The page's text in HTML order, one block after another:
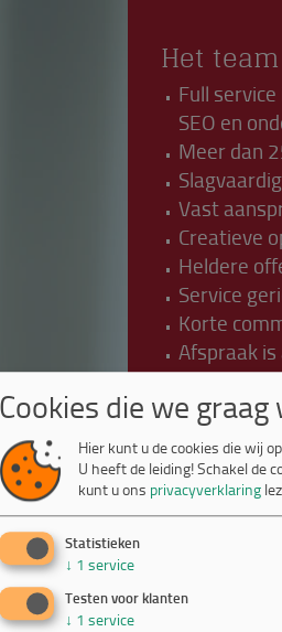
Het
Full
SEO en
Meer dan
Vast
Creatieve
Heldere
Service
Korte
Afspraak
Maatwerk
Jij als
Zelf zien we
Cookies die we
Hier kunt u de cookies die wij
U heeft de leiding! Schakel de
kunt u ons privacyverklaring
Statistieken
↓ 1 service
Testen voor klanten
↓ 1 service